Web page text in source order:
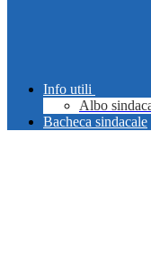
Info utili
Albo
Bacheca sindacale